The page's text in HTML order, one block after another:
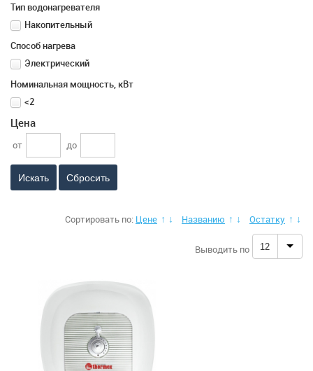
Водонагреватели
Воздушные завесы
Диспенсеры для бумажных полотенец, салфеток,
туалетной бумаги, жидкого мыла
Кулеры для воды
Кондиционеры
Аксессуары для кондиционеров
Стерилизаторы для рук
Обогреватели
Тип водонагревателя
Накопительный
Способ нагрева
Электрический
Номинальная мощность, кВт
<2
Цена
от до
Сбросить
Сортировать по: Цене ↑ ↓ Названию ↑ ↓ Остатку ↑ ↓
Выводить по 12